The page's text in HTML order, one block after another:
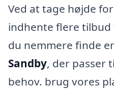
Ved at tage højde
indhente flere tilbud
du nemmere finde
Sandby, der passer
behov. brug vores